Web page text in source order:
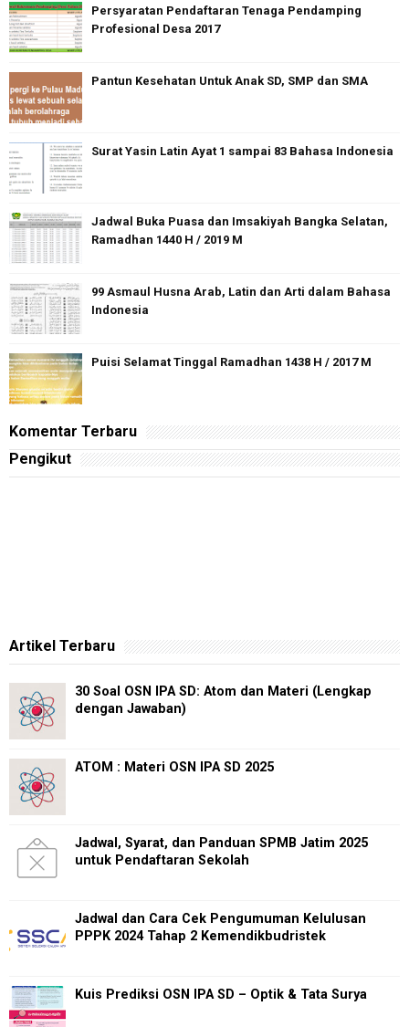
Persyaratan Pendaftaran Tenaga Pendamping
Profesional Desa 2017
Pantun Kesehatan Untuk Anak SD, SMP dan SMA
Surat Yasin Latin Ayat 1 sampai 83 Bahasa Indonesia
Jadwal Buka Puasa dan Imsakiyah Bangka Selatan,
Ramadhan 1440 H / 2019 M
99 Asmaul Husna Arab, Latin dan Arti dalam Bahasa
Indonesia
Puisi Selamat Tinggal Ramadhan 1438 H / 2017 M
Komentar Terbaru
Pengikut
Artikel Terbaru
30 Soal OSN IPA SD: Atom dan Materi (Lengkap
dengan Jawaban)
ATOM : Materi OSN IPA SD 2025
Jadwal, Syarat, dan Panduan SPMB Jatim 2025
untuk Pendaftaran Sekolah
Jadwal dan Cara Cek Pengumuman Kelulusan
PPPK 2024 Tahap 2 Kemendikbudristek
Kuis Prediksi OSN IPA SD – Optik & Tata Surya